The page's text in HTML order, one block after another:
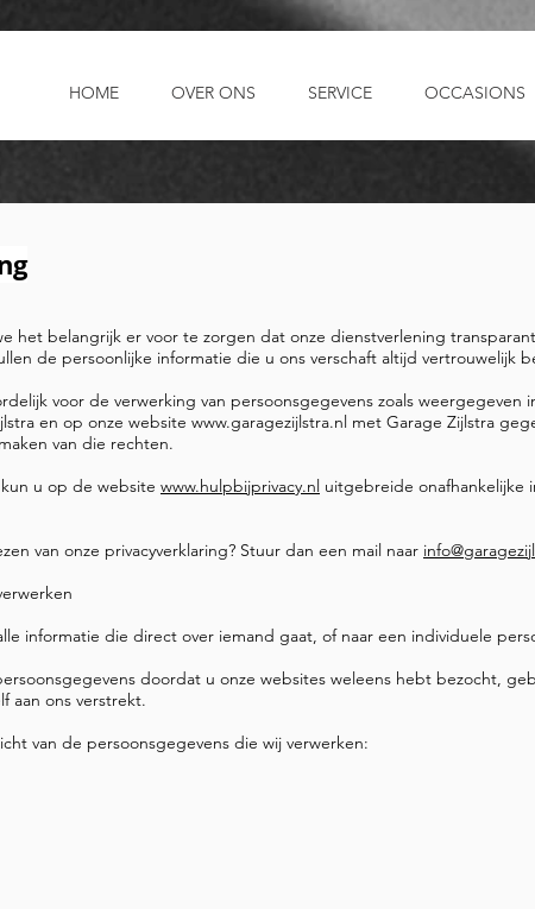
HOME OVER ONS SERVICE OCCASIONS
het belangrijk er voor te zorgen dat onze dienstverlening
de persoonlijke informatie die u ons verschaft altijd vertrouwelijk
voor de verwerking van persoonsgegevens zoals
en op onze website www.garagezijlstra.nl met Garage Zijlstra
van die rechten.
u op de website www.hulpbijprivacy.nl uitgebreide onafhankelijke
van onze privacyverklaring? Stuur dan een mail naar
informatie die direct over iemand gaat, of naar een individuele
doordat u onze websites weleens hebt bezocht,
aan ons verstrekt.
van de persoonsgegevens die wij verwerken: